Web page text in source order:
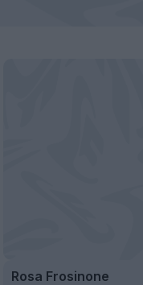
Rosa Frosinone